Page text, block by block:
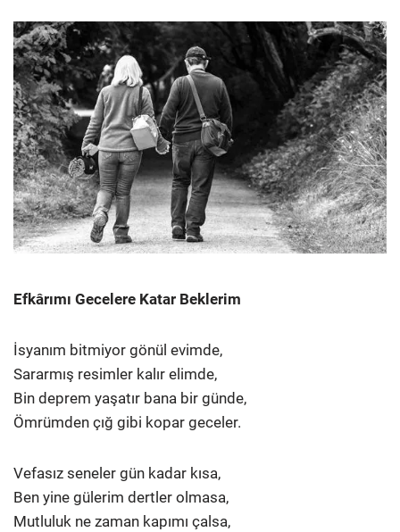
Efkârımı Gecelere Katar Beklerim
İsyanım bitmiyor gönül evimde,
Sararmış resimler kalır elimde,
Bin deprem yaşatır bana bir günde,
Ömrümden çığ gibi kopar geceler.
Vefasız seneler gün kadar kısa,
Ben yine gülerim dertler olmasa,
Mutluluk ne zaman kapımı çalsa,